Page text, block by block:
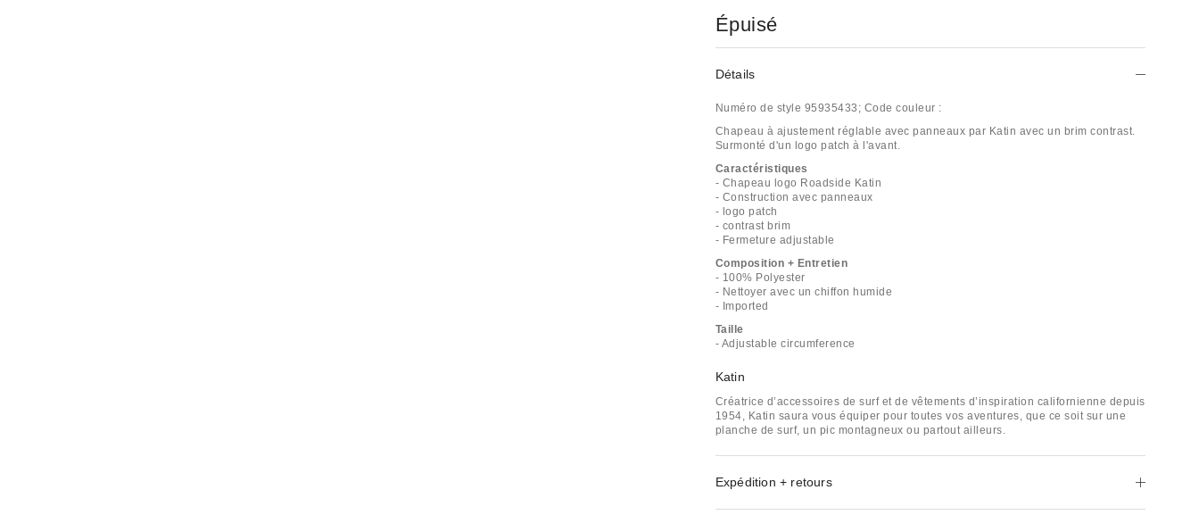
Épuisé
Détails
Numéro de style 95935433; Code couleur :
Chapeau à ajustement réglable avec panneaux par Katin avec un brim contrast.
Surmonté d'un logo patch à l'avant.
Caractéristiques
- Chapeau logo Roadside Katin
- Construction avec panneaux
- logo patch
- contrast brim
- Fermeture adjustable
Composition + Entretien
- 100% Polyester
- Nettoyer avec un chiffon humide
- Imported
Taille
- Adjustable circumference
Katin
Créatrice d’accessoires de surf et de vêtements d’inspiration californienne depuis
1954, Katin saura vous équiper pour toutes vos aventures, que ce soit sur une
planche de surf, un pic montagneux ou partout ailleurs.
Expédition + retours